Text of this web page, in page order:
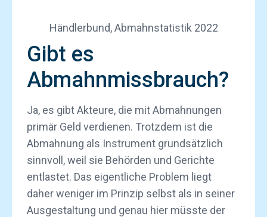
Händlerbund, Abmahnstatistik 2022
Gibt es
Abmahnmissbrauch?
Ja, es gibt Akteure, die mit Abmahnungen
primär Geld verdienen. Trotzdem ist die
Abmahnung als Instrument grundsätzlich
sinnvoll, weil sie Behörden und Gerichte
entlastet. Das eigentliche Problem liegt
daher weniger im Prinzip selbst als in seiner
Ausgestaltung und genau hier müsste der